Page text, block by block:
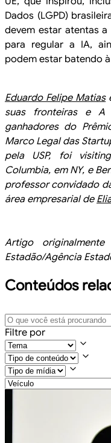
Dados (LGPD)
devem estar atentas
para regular a IA,
podem estar batendo
EduardoFelipe Matias
suasfronteiras e A
ganhadores do
Marco Legal das
pela USP, foi
Columbia, em NY, e
professor convidado
área empresarial de
Artigooriginalmente
Estadão/Agência
Conteúdos
Filtre por